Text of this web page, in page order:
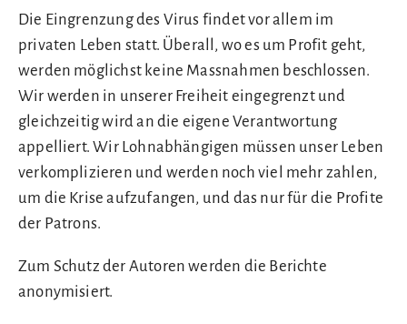
Die Eingrenzung des Virus findet vor allem im
privaten Leben statt. Überall, wo es um Profit geht,
werden möglichst keine Massnahmen beschlossen.
Wir werden in unserer Freiheit eingegrenzt und
gleichzeitig wird an die eigene Verantwortung
appelliert. Wir Lohnabhängigen müssen unser Leben
verkomplizieren und werden noch viel mehr zahlen,
um die Krise aufzufangen, und das nur für die Profite
der Patrons.
Zum Schutz der Autoren werden die Berichte
anonymisiert.